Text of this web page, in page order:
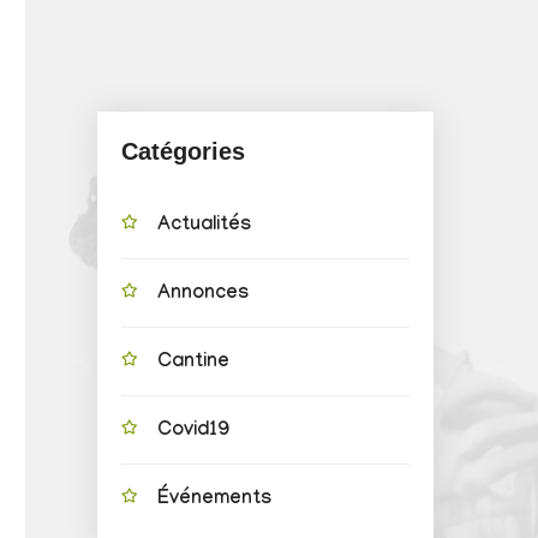
Catégories
Actualités
Annonces
Cantine
Covid19
Événements